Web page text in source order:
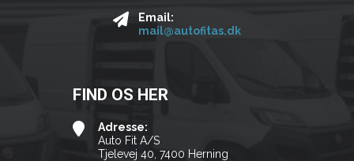
Email:
mail@autofitas.dk
FIND OS HER
Adresse:
Auto Fit A/S
Tjelevej 40, 7400 Herning